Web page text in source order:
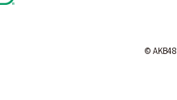
© AKB48